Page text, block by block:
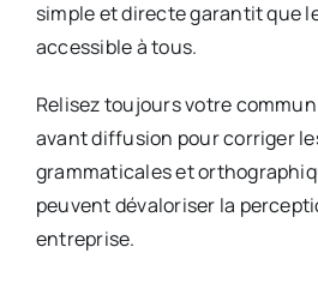
simple et directe garantit que
accessible à tous.
Relisez toujours votre
avant diffusion pour corriger
grammaticales et
peuvent dévaloriser la
entreprise.